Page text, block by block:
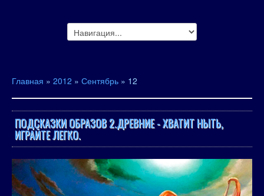
Главная » 2012 » Сентябрь » 12
ПОДСКАЗКИ ОБРАЗОВ 2.ДРЕВНИЕ - ХВАТИТ НЫТЬ,
ИГРАЙТЕ ЛЕГКО.